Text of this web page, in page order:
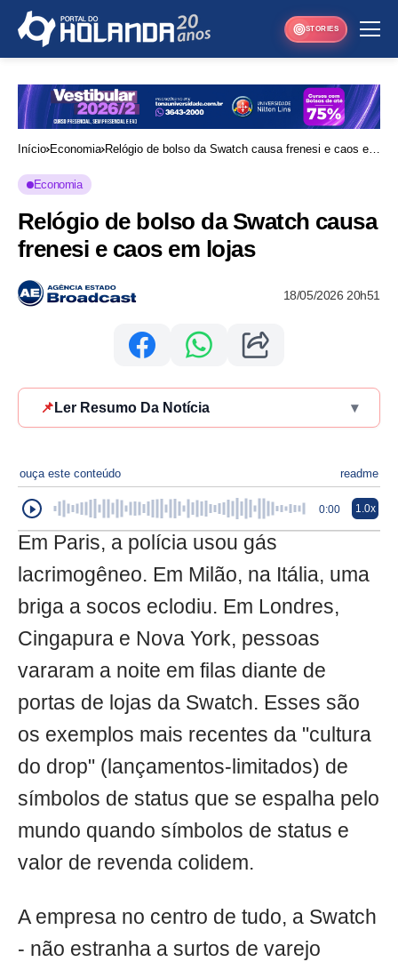
STORIES
Início Economia Relógio de bolso da Swatch causa frenesi e caos em
Economia
Relógio de bolso da Swatch causa
frenesi e caos em lojas
18/05/2026 20h51
📌 Ler Resumo Da Notícia ▾
ouça este conteúdo readme
0:00 1.0x
Em Paris, a polícia usou gás
lacrimogêneo. Em Milão, na Itália, uma
briga a socos eclodiu. Em Londres,
Cingapura e Nova York, pessoas
vararam a noite em filas diante de
portas de lojas da Swatch. Esses são
os exemplos mais recentes da "cultura
do drop" (lançamentos-limitados) de
símbolos de status que se espalha pelo
mundo quando símbolos de status e
valor de revenda colidem.
A empresa no centro de tudo, a Swatch
- não estranha a surtos de varejo